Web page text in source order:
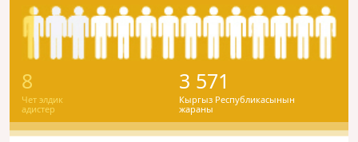
8
Чет элдик
адистер
3 571
Кыргыз Республикасынын
жараны